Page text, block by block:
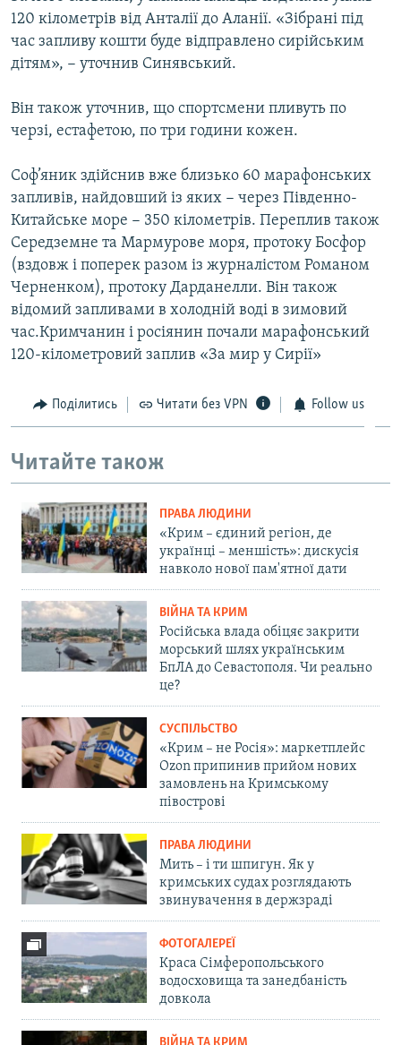
Усі сайти RFE/RL
120 кілометрів від Анталії до Аланії. «Зібрані під
час запливу кошти буде відправлено сирійським
дітям», − уточнив Синявський.
Він також уточнив, що спортсмени пливуть по
черзі, естафетою, по три години кожен.
Соф’яник здійснив вже близько 60 марафонських
запливів, найдовший із яких − через Південно-
Китайське море − 350 кілометрів. Переплив також
Середземне та Мармурове моря, протоку Босфор
(вздовж і поперек разом із журналістом Романом
Черненком), протоку Дарданелли. Він також
відомий запливами в холодній воді в зимовий
час.Кримчанин і росіянин почали марафонський
120-кілометровий заплив «За мир у Сирії»
Поділитись Читати без VPN Follow us
Читайте також
ПРАВА ЛЮДИНИ
«Крим – єдиний регіон, де
українці – меншість»: дискусія
навколо нової пам'ятної дати
ВІЙНА ТА КРИМ
Російська влада обіцяє закрити
морський шлях українським
БпЛА до Севастополя. Чи реально
це?
СУСПІЛЬСТВО
«Крим – не Росія»: маркетплейс
Ozon припинив прийом нових
замовлень на Кримському
півострові
ПРАВА ЛЮДИНИ
Мить – і ти шпигун. Як у
кримських судах розглядають
звинувачення в держзраді
ФОТОГАЛЕРЕЇ
Краса Сімферопольського
водосховища та занедбаність
довкола